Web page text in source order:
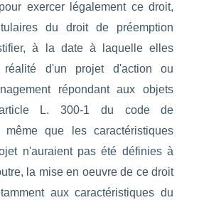
exercer légalement ce droit,
du droit de préemption
à la date à laquelle elles
réalité d'un projet d'action ou
répondant aux objets
L. 300-1 du code de
même que les caractéristiques
n'auraient pas été définies à
la mise en oeuvre de ce droit
aux caractéristiques du